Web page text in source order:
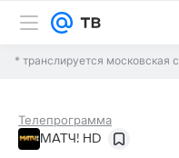
* транслируется московская
Телепрограмма
МАТЧ! HD